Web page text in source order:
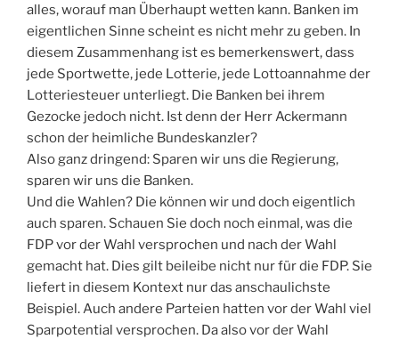
alles, worauf man Überhaupt wetten kann. Banken im
eigentlichen Sinne scheint es nicht mehr zu geben. In
diesem Zusammenhang ist es bemerkenswert, dass
jede Sportwette, jede Lotterie, jede Lottoannahme der
Lotteriesteuer unterliegt. Die Banken bei ihrem
Gezocke jedoch nicht. Ist denn der Herr Ackermann
schon der heimliche Bundeskanzler?
Also ganz dringend: Sparen wir uns die Regierung,
sparen wir uns die Banken.
Und die Wahlen? Die können wir und doch eigentlich
auch sparen. Schauen Sie doch noch einmal, was die
FDP vor der Wahl versprochen und nach der Wahl
gemacht hat. Dies gilt beileibe nicht nur für die FDP. Sie
liefert in diesem Kontext nur das anschaulichste
Beispiel. Auch andere Parteien hatten vor der Wahl viel
Sparpotential versprochen. Da also vor der Wahl